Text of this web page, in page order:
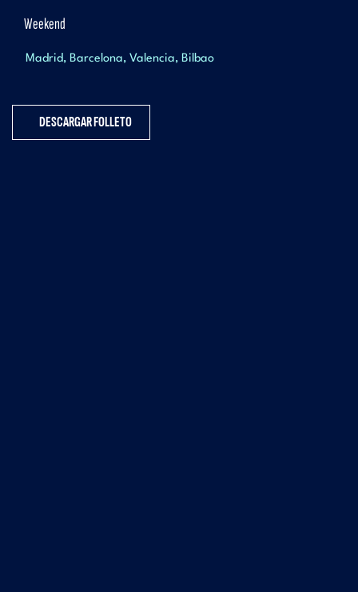
Weekend
Madrid Barcelona Valencia Bilbao
DESCARGAR FOLLETO